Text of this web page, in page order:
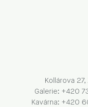
Kollárova
Galerie: +420
Kavárna: +420